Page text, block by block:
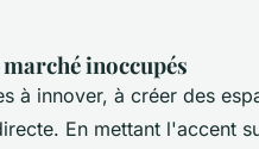
inoccupés
à innover, à créer des
En mettant l'accent